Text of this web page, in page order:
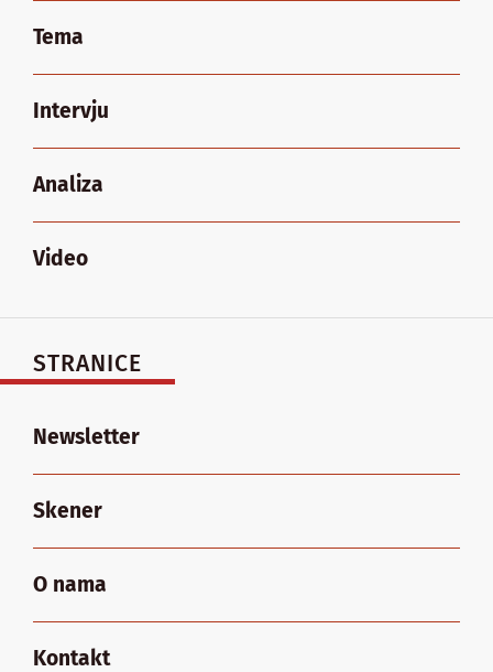
Tema
Intervju
Analiza
Video
STRANICE
Newsletter
Skener
O nama
Kontakt